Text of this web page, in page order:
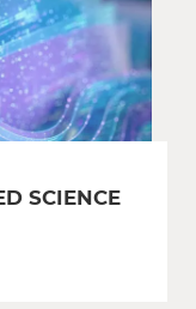
SCIENCE